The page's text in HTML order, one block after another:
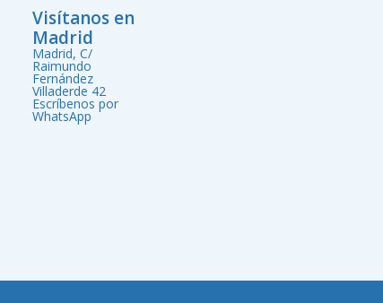
Visítanos en
Madrid
Madrid, C/
Raimundo
Fernández
Villaderde 42
Escríbenos por
WhatsApp